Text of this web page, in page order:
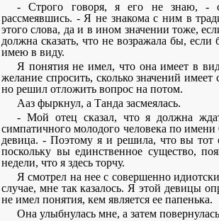
- Строго говоря, я его не знаю, -
рассмеявшись. - Я не знакома с ним в
этого слова, да и в ином значении тоже,
должна сказать, что не возражала бы,
имею в виду.
Я понятия не имел, что она имеет в
желание спросить, сколько значений имеет
но решил отложить вопрос на потом.
Ааз фыркнул, а Танда засмеялась.
- Мой отец сказал, что я должна
симпатичного молодого человека по
девица. - Поэтому я и решила, что вы тот
поскольку вы единственное существо,
недели, что я здесь торчу.
Я смотрел на нее с совершенно
случае, мне так казалось. Я этой девицы
не имел понятия, кем является ее папенька.
Она улыбнулась мне, а затем